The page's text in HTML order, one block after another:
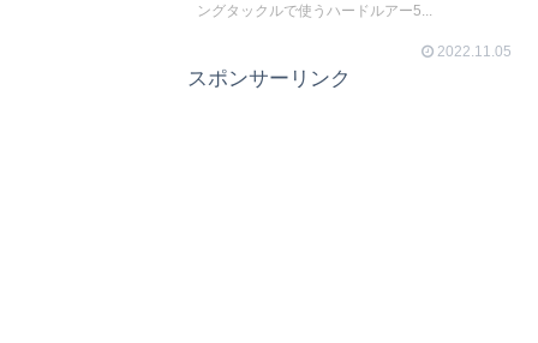
ングタックルで使うハードルアー5...
2022.11.05
スポンサーリンク